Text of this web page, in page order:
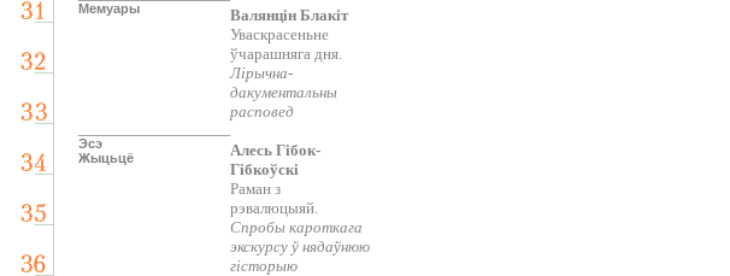
Мемуары
Валянцін Блакіт
Уваскрасеньне
ўчарашняга дня.
Лірычна-
дакументальны
расповед
Эсэ
Жыцьцё
Алесь Гібок-
Гібкоўскі
Раман з
рэвалюцыяй.
Спробы кароткага
экскурсу ў нядаўнюю
гісторыю